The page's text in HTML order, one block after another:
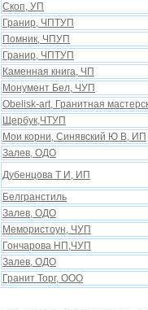
Скоп, УП
Гранир, ЧПТУП
Помник, ЧПУП
Гранир, ЧПТУП
Каменная книга, ЧП
Монумент Бел, ЧУП
Obelisk-art, Гранитная
Щербук,ЧТУП
Мои корни, Синявский Ю В, ИП
Залев, ОДО
Дубенцова Т И, ИП
Белгранстиль
Залев, ОДО
Мемористоун, ЧУП
Гончарова НП,ЧУП
Залев, ОДО
Гранит Торг, ООО